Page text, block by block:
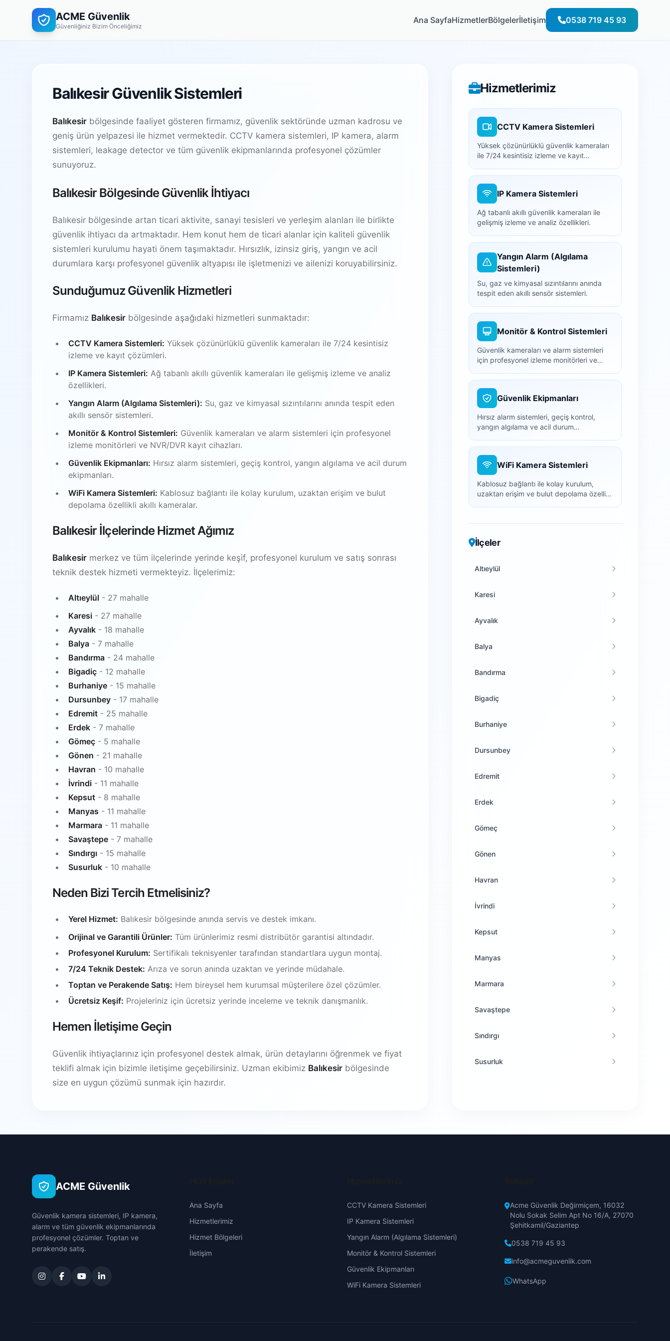
ACME Güvenlik
Güvenliğiniz Bizim Önceliğimiz
Ana SayfaHizmetlerBölgelerİletişim 0538 719 45 93
Balıkesir Güvenlik Sistemleri
Balıkesir bölgesinde faaliyet gösteren firmamız, güvenlik sektöründe uzman kadrosu ve
geniş ürün yelpazesi ile hizmet vermektedir. CCTV kamera sistemleri, IP kamera, alarm
sistemleri, leakage detector ve tüm güvenlik ekipmanlarında profesyonel çözümler
sunuyoruz.
Balıkesir Bölgesinde Güvenlik İhtiyacı
Balıkesir bölgesinde artan ticari aktivite, sanayi tesisleri ve yerleşim alanları ile birlikte
güvenlik ihtiyacı da artmaktadır. Hem konut hem de ticari alanlar için kaliteli güvenlik
sistemleri kurulumu hayati önem taşımaktadır. Hırsızlık, izinsiz giriş, yangın ve acil
durumlara karşı profesyonel güvenlik altyapısı ile işletmenizi ve ailenizi koruyabilirsiniz.
Sunduğumuz Güvenlik Hizmetleri
Firmamız Balıkesir bölgesinde aşağıdaki hizmetleri sunmaktadır:
CCTV Kamera Sistemleri: Yüksek çözünürlüklü güvenlik kameraları ile 7/24 kesintisiz
izleme ve kayıt çözümleri.
IP Kamera Sistemleri: Ağ tabanlı akıllı güvenlik kameraları ile gelişmiş izleme ve analiz
özellikleri.
Yangın Alarm (Algılama Sistemleri): Su, gaz ve kimyasal sızıntılarını anında tespit eden
akıllı sensör sistemleri.
Monitör & Kontrol Sistemleri: Güvenlik kameraları ve alarm sistemleri için profesyonel
izleme monitörleri ve NVR/DVR kayıt cihazları.
Güvenlik Ekipmanları: Hırsız alarm sistemleri, geçiş kontrol, yangın algılama ve acil durum
ekipmanları.
WiFi Kamera Sistemleri: Kablosuz bağlantı ile kolay kurulum, uzaktan erişim ve bulut
depolama özellikli akıllı kameralar.
Balıkesir İlçelerinde Hizmet Ağımız
Balıkesir merkez ve tüm ilçelerinde yerinde keşif, profesyonel kurulum ve satış sonrası
teknik destek hizmeti vermekteyiz. İlçelerimiz:
Altıeylül - 27 mahalle
Karesi - 27 mahalle
Ayvalık - 18 mahalle
Balya - 7 mahalle
Bandırma - 24 mahalle
Bigadiç - 12 mahalle
Burhaniye - 15 mahalle
Dursunbey - 17 mahalle
Edremit - 25 mahalle
Erdek - 7 mahalle
Gömeç - 5 mahalle
Gönen - 21 mahalle
Havran - 10 mahalle
İvrindi - 11 mahalle
Kepsut - 8 mahalle
Manyas - 11 mahalle
Marmara - 11 mahalle
Savaştepe - 7 mahalle
Sındırgı - 15 mahalle
Susurluk - 10 mahalle
Neden Bizi Tercih Etmelisiniz?
Yerel Hizmet: Balıkesir bölgesinde anında servis ve destek imkanı.
Orijinal ve Garantili Ürünler: Tüm ürünlerimiz resmi distribütör garantisi altındadır.
Profesyonel Kurulum: Sertifikalı teknisyenler tarafından standartlara uygun montaj.
7/24 Teknik Destek: Arıza ve sorun anında uzaktan ve yerinde müdahale.
Toptan ve Perakende Satış: Hem bireysel hem kurumsal müşterilere özel çözümler.
Ücretsiz Keşif: Projeleriniz için ücretsiz yerinde inceleme ve teknik danışmanlık.
Hemen İletişime Geçin
Güvenlik ihtiyaçlarınız için profesyonel destek almak, ürün detaylarını öğrenmek ve fiyat
teklifi almak için bizimle iletişime geçebilirsiniz. Uzman ekibimiz Balıkesir bölgesinde
size en uygun çözümü sunmak için hazırdır.
Hizmetlerimiz
CCTV Kamera Sistemleri
Yüksek çözünürlüklü güvenlik kameraları
ile 7/24 kesintisiz izleme ve kayıt
IP Kamera Sistemleri
Ağ tabanlı akıllı güvenlik kameraları ile
gelişmiş izleme ve analiz özellikleri.
Yangın Alarm (Algılama
Sistemleri)
Su, gaz ve kimyasal sızıntılarını anında
tespit eden akıllı sensör sistemleri.
Monitör & Kontrol Sistemleri
Güvenlik kameraları ve alarm sistemleri
için profesyonel izleme monitörleri ve
Güvenlik Ekipmanları
Hırsız alarm sistemleri, geçiş kontrol,
yangın algılama ve acil durum
WiFi Kamera Sistemleri
Kablosuz bağlantı ile kolay kurulum,
uzaktan erişim ve bulut depolama özellikli
İlçeler
Altıeylül
Karesi
Ayvalık
Balya
Bandırma
Bigadiç
Burhaniye
Dursunbey
Edremit
Erdek
Gömeç
Gönen
Havran
İvrindi
Kepsut
Manyas
Marmara
Savaştepe
Sındırgı
Susurluk
ACME Güvenlik
Güvenlik kamera sistemleri, IP kamera,
alarm ve tüm güvenlik ekipmanlarında
profesyonel çözümler. Toptan ve
perakende satış.
Ana Sayfa
Hizmetlerimiz
Hizmet Bölgeleri
İletişim
CCTV Kamera Sistemleri
IP Kamera Sistemleri
Yangın Alarm (Algılama Sistemleri)
Monitör & Kontrol Sistemleri
Güvenlik Ekipmanları
WiFi Kamera Sistemleri
Acme Güvenlik Değirmiçem, 16032
Nolu Sokak Selim Apt No 16/A, 27070
Şehitkamil/Gaziantep
0538 719 45 93
info@acmeguvenlik.com
WhatsApp